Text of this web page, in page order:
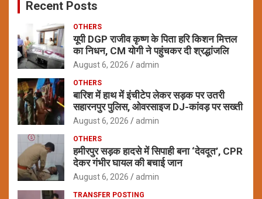
Recent Posts
OTHERS
यूपी DGP राजीव कृष्ण के पिता हरि किशन मित्तल
का निधन, CM योगी ने पहुंचकर दी श्रद्धांजलि
August 6, 2026 admin
OTHERS
बारिश में हाथ में इंचीटेप लेकर सड़क पर उतरी
सहारनपुर पुलिस, ओवरसाइज DJ-कांवड़ पर सख्ती
August 6, 2026 admin
OTHERS
हमीरपुर सड़क हादसे में सिपाही बना ‘देवदूत’, CPR
देकर गंभीर घायल की बचाई जान
August 6, 2026 admin
TRANSFER POSTING